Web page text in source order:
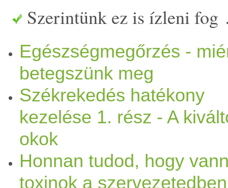
lustaság, motiválatlanság,
szorongás, a testváladékok
izzadság, akár
semmi nem igazán jó ízű,
étkezéseket, illetve amikor
mindenféle dolgokat.
egészségedre, jógázol,
Szerintünk ez is ízleni
Egészségmegőrzés -
betegszünk meg
Székrekedés hatékony
kezelése 1. rész - A
okok
Honnan tudod, hogy
toxinok a szervezetedben